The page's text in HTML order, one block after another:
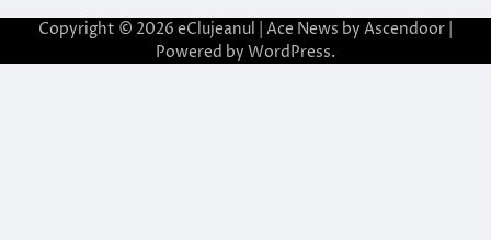
Copyright © 2026 eClujeanul | Ace News by Ascendoor
Powered by WordPress.